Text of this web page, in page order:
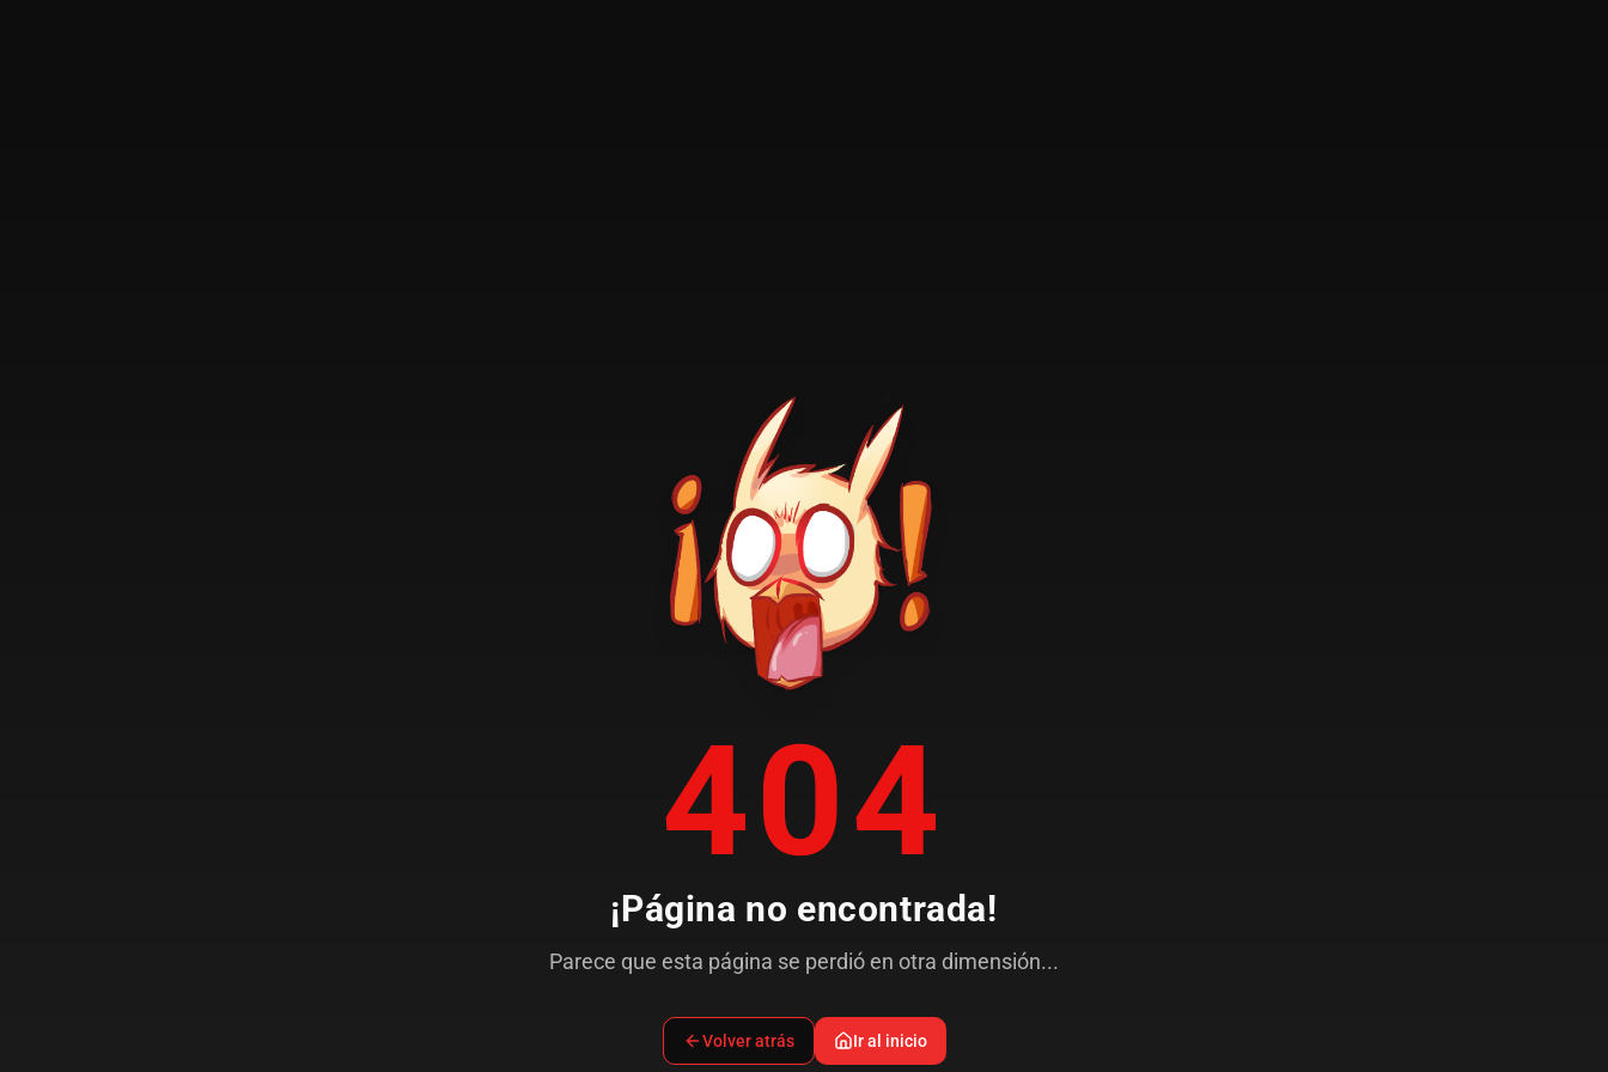
404
¡Página no encontrada!
Parece que esta página se perdió en otra dimensión...
Volver atrás Ir al inicio